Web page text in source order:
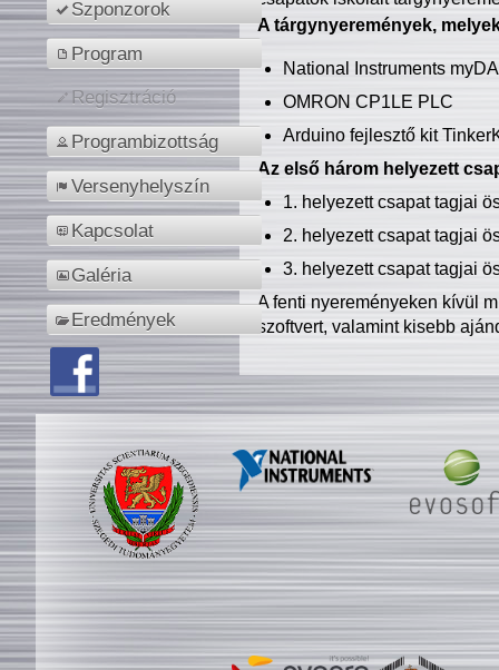
Szponzorok
Program
Regisztráció
Programbizottság
Versenyhelyszín
Kapcsolat
Galéria
Eredmények
A tárgynyeremények,
National Instruments
OMRON CP1LE PLC
Arduino fejlesztő kit
Az első három helyezett
1. helyezett csapat tagjai
2. helyezett csapat tagjai
3. helyezett csapat tagjai
A fenti nyereményeken kívül
szoftvert, valamint kisebb